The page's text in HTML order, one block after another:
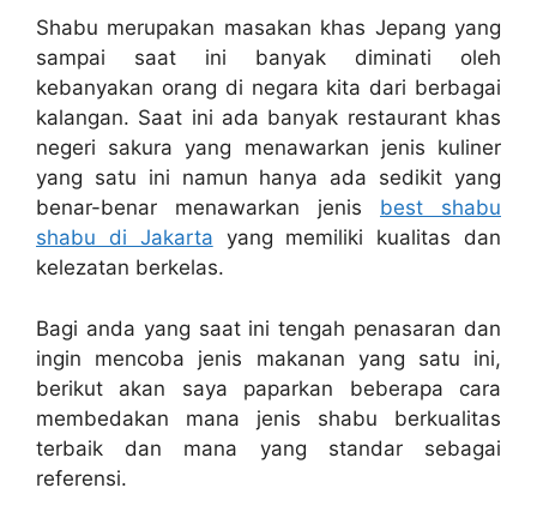
Shabu merupakan masakan khas Jepang yang
sampai saat ini banyak diminati oleh
kebanyakan orang di negara kita dari berbagai
kalangan. Saat ini ada banyak restaurant khas
negeri sakura yang menawarkan jenis kuliner
yang satu ini namun hanya ada sedikit yang
benar-benar menawarkan jenis best shabu
shabu di Jakarta yang memiliki kualitas dan
kelezatan berkelas.
Bagi anda yang saat ini tengah penasaran dan
ingin mencoba jenis makanan yang satu ini,
berikut akan saya paparkan beberapa cara
membedakan mana jenis shabu berkualitas
terbaik dan mana yang standar sebagai
referensi.